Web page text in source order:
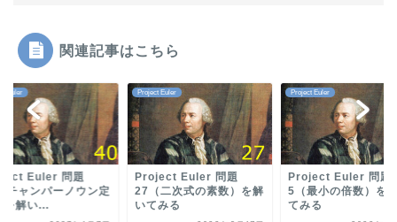
関連記事はこちら
Euler
Euler 問題
チャンパーノウン定
を解い...
Project Euler
Project Euler 問題
27（二次式の素数）を解
いてみる
Project Euler
Project Euler 問題
5（最小の倍数）を
てみる